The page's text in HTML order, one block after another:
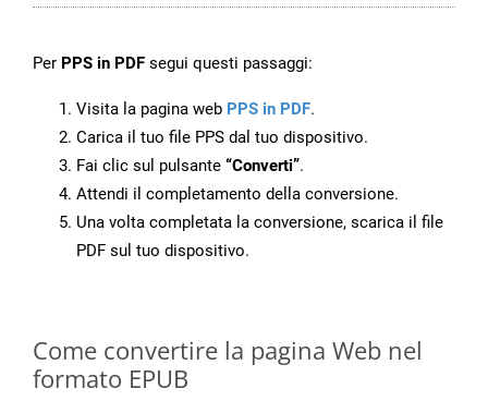
Per PPS in PDF segui questi passaggi:
Visita la pagina web PPS in PDF.
Carica il tuo file PPS dal tuo dispositivo.
Fai clic sul pulsante “Converti”.
Attendi il completamento della conversione.
Una volta completata la conversione, scarica il file
PDF sul tuo dispositivo.
Come convertire la pagina Web nel
formato EPUB